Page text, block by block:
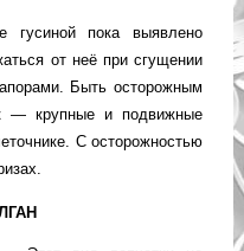
гусиной пока выявлено
от неё при сгущении
Быть осторожным
— крупные и подвижные
С осторожностью